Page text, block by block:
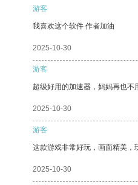
游客
我喜欢这个软件 作者加油
2025-10-30
游客
超级好用的加速器，妈妈再也不
2025-10-30
游客
这款游戏非常好玩，画面精美，
2025-10-30